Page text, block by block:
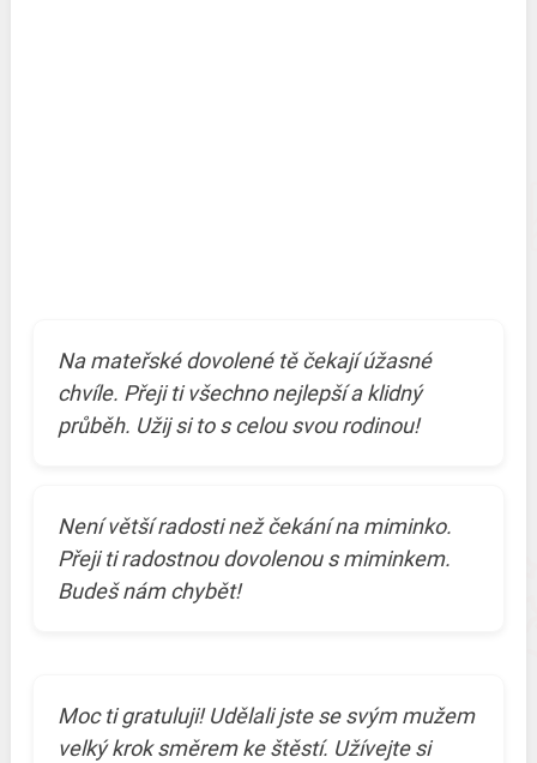
Na mateřské dovolené tě čekají úžasné
chvíle. Přeji ti všechno nejlepší a klidný
průběh. Užij si to s celou svou rodinou!
Není větší radosti než čekání na miminko.
Přeji ti radostnou dovolenou s miminkem.
Budeš nám chybět!
Moc ti gratuluji! Udělali jste se svým mužem
velký krok směrem ke štěstí. Užívejte si